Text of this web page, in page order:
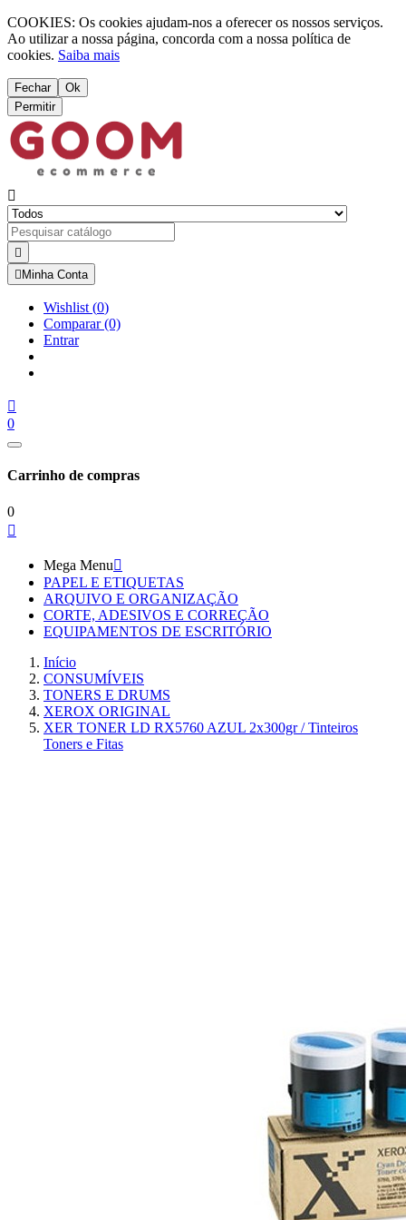
COOKIES: Os cookies ajudam-nos a oferecer os nossos serviços.
Ao utilizar a nossa página, concorda com a nossa política de
cookies. Saiba mais
Fechar
Ok
Permitir


 Minha Conta
Wishlist (0)
Comparar(0)
Entrar

0
Carrinho de compras
0

Mega Menu
PAPEL E ETIQUETAS
ARQUIVO E ORGANIZAÇÃO
CORTE, ADESIVOS E CORREÇÃO
EQUIPAMENTOS DE ESCRITÓRIO
Início
CONSUMÍVEIS
TONERS E DRUMS
XEROX ORIGINAL
XER TONER LD RX5760 AZUL 2x300gr / Tinteiros
Toners e Fitas